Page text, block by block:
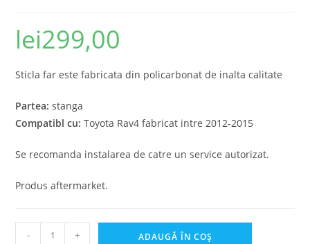
lei299,00
Sticla far este fabricata din policarbonat de inalta calitate
Partea: stanga
Compatibl cu: Toyota Rav4 fabricat intre 2012-2015
Se recomanda instalarea de catre un service autorizat.
Produs aftermarket.
- + ADAUGĂ ÎN COȘ